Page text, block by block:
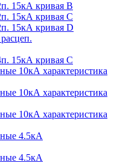
15кА кривая B
15кА кривая C
15кА кривая D
15кА кривая C
10кА характеристика
10кА характеристика
10кА характеристика
4.5кА
4.5кА